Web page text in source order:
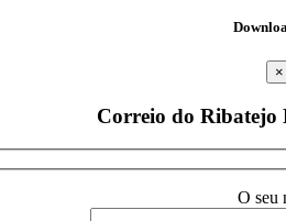
×
Correio do Ribatejo
O seu